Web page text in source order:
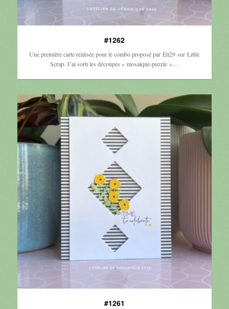
#1262
Une première carte réalisée pour le combo proposé par Eli29 sur Little
Scrap. J’ai sorti les découpes « mosaïque-puzzle »…
#1261